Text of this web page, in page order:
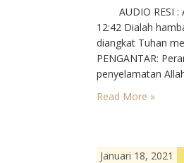
AUDIO RESI :
12:42⁣ Dialah
diangkat Tuhan
PENGANTAR:⁣
penyelamatan
dibandingkan
juga secara tradisi
Read More »
Januari 18, 2021